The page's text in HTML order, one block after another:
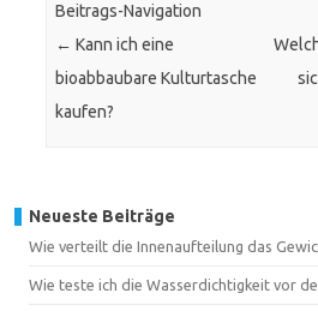
Beitrags-Navigation
← Kann ich eine
bioabbaubare Kulturtasche
kaufen?
Neueste Beiträge
Wie verteilt die Innenaufteilung das
Wie teste ich die Wasserdichtigkeit vor